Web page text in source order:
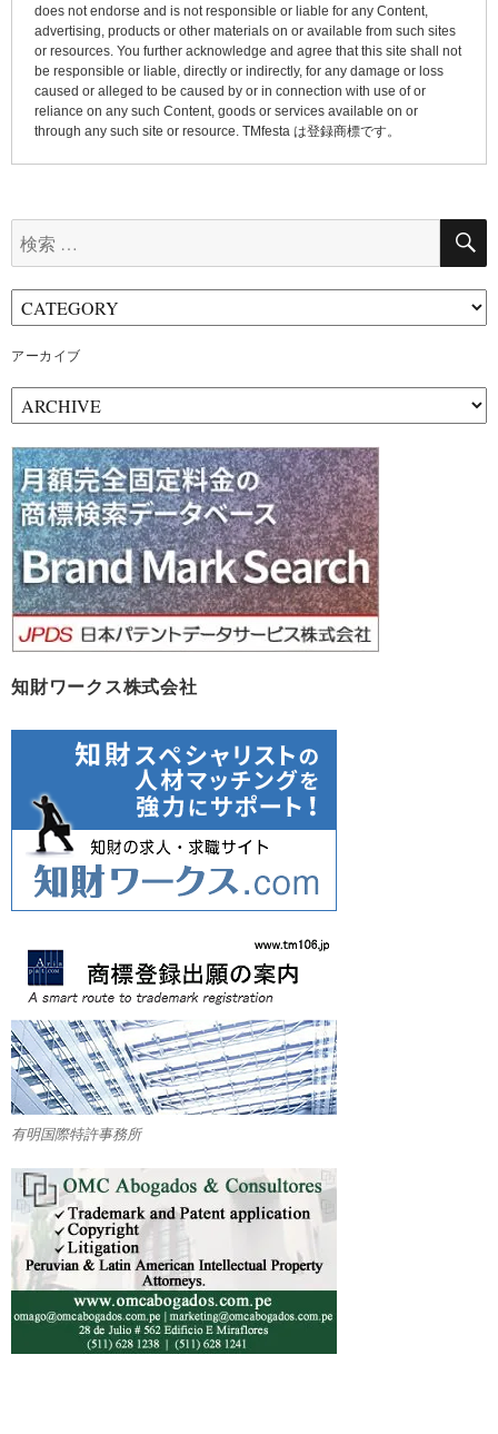
does not endorse and is not responsible or liable for any Content,
advertising, products or other materials on or available from such sites
or resources. You further acknowledge and agree that this site shall not
be responsible or liable, directly or indirectly, for any damage or loss
caused or alleged to be caused by or in connection with use of or
reliance on any such Content, goods or services available on or
through any such site or resource. TMfesta は登録商標です。
索:
アーカイブ
ー
カ
イ
ブ
知財ワークス株式会社
有明国際特許事務所